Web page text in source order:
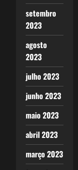
setembro
2023
agosto
2023
julho 2023
junho 2023
maio 2023
abril 2023
março 2023